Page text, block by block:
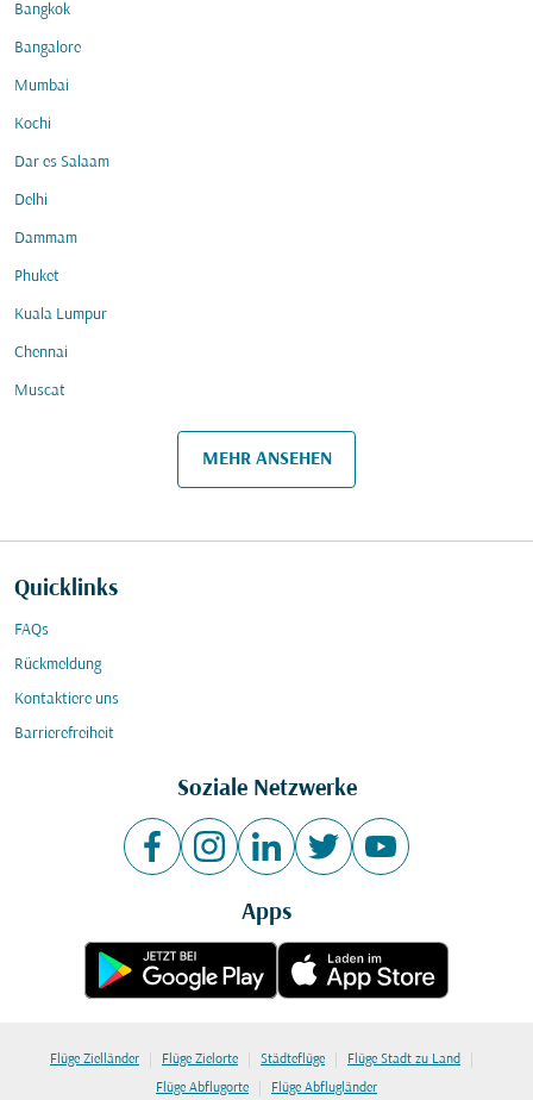
Bangkok
Bangalore
Mumbai
Kochi
Dar es Salaam
Delhi
Dammam
Phuket
Kuala Lumpur
Chennai
Muscat
MEHR ANSEHEN
Quicklinks
FAQs
Rückmeldung
Kontaktiere uns
Barrierefreiheit
Soziale Netzwerke
Apps
Flüge Zielländer | Flüge Zielorte | Städteflüge | Flüge Stadt zu Land |
Flüge Abflugorte | Flüge Abflugländer